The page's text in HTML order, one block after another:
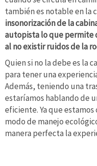
también es notable en la
insonorización de la
autopista lo que permite
al no existir ruidos de la
Quien si no la debe es la
para tener una
Además, teniendo una
estaríamos hablando de
eficiente. Ya que
modo de manejo
manera perfecta la